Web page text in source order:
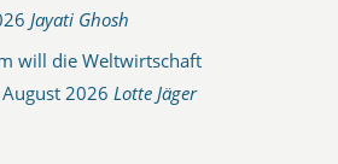
Jayati Ghosh
will die Weltwirtschaft
2026 Lotte Jäger